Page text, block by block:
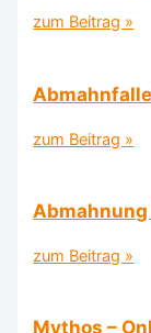
zum Beitrag »
zum Beitrag »
Abmahnung
zum Beitrag »
Mythos –